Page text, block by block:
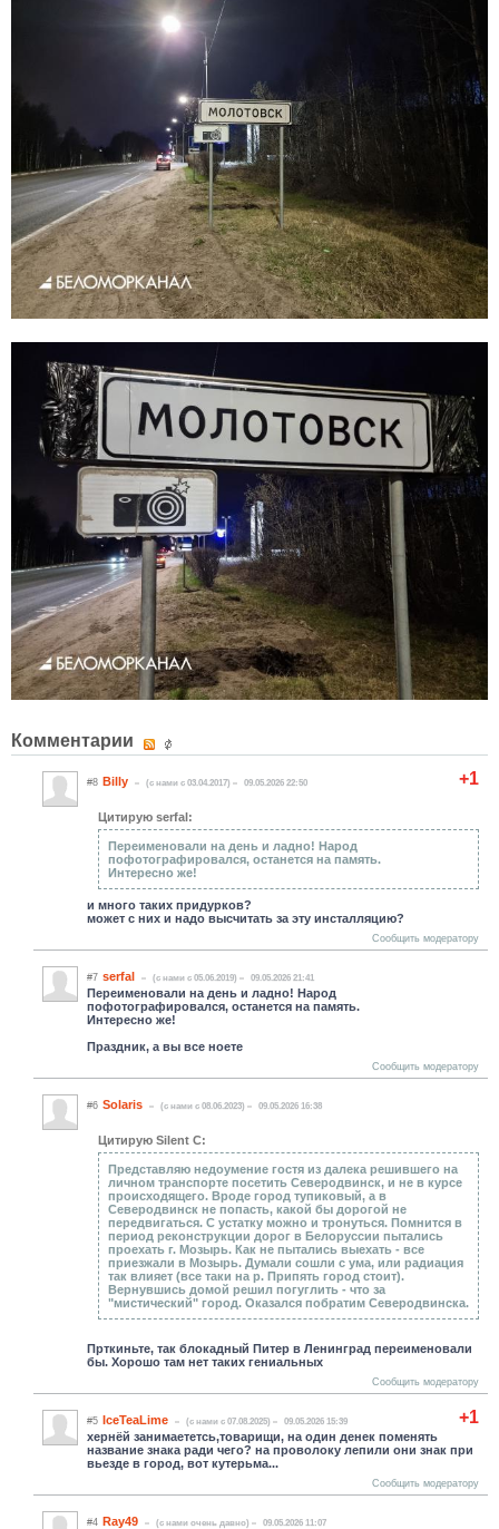
Комментарии
+1
#8 Billy (c нами с 03.04.2017) 09.05.2026 22:50
Цитирую serfal:
Переименовали на день и ладно! Народ
пофотографировался, останется на память.
Интересно же!
и много таких придурков?
может с них и надо высчитать за эту инсталляцию?
Сообщить модератору
#7 serfal (c нами с 05.06.2019) 09.05.2026 21:41
Переименовали на день и ладно! Народ
пофотографировался, останется на память.
Интересно же!
Праздник, а вы все ноете
Сообщить модератору
#6 Solaris (c нами с 08.06.2023) 09.05.2026 16:38
Цитирую Silent C:
Представляю недоумение гостя из далека решившего на
личном транспорте посетить Северодвинск, и не в курсе
происходящего. Вроде город тупиковый, а в
Северодвинск не попасть, какой бы дорогой не
передвигаться. С устатку можно и тронуться. Помнится в
период реконструкции дорог в Белоруссии пытались
проехать г. Мозырь. Как не пытались выехать - все
приезжали в Мозырь. Думали сошли с ума, или радиация
так влияет (все таки на р. Припять город стоит).
Вернувшись домой решил погуглить - что за
"мистический" город. Оказался побратим Северодвинска.
Прткиньте, так блокадный Питер в Ленинград переименовали
бы. Хорошо там нет таких гениальных
Сообщить модератору
+1
#5 IceTeaLime (c нами с 07.08.2025) 09.05.2026 15:39
хернёй занимаететсь,товарищи, на один денек поменять
название знака ради чего? на проволоку лепили они знак при
вьезде в город, вот кутерьма...
Сообщить модератору
#4 Ray49 (c нами очень давно) 09.05.2026 11:07